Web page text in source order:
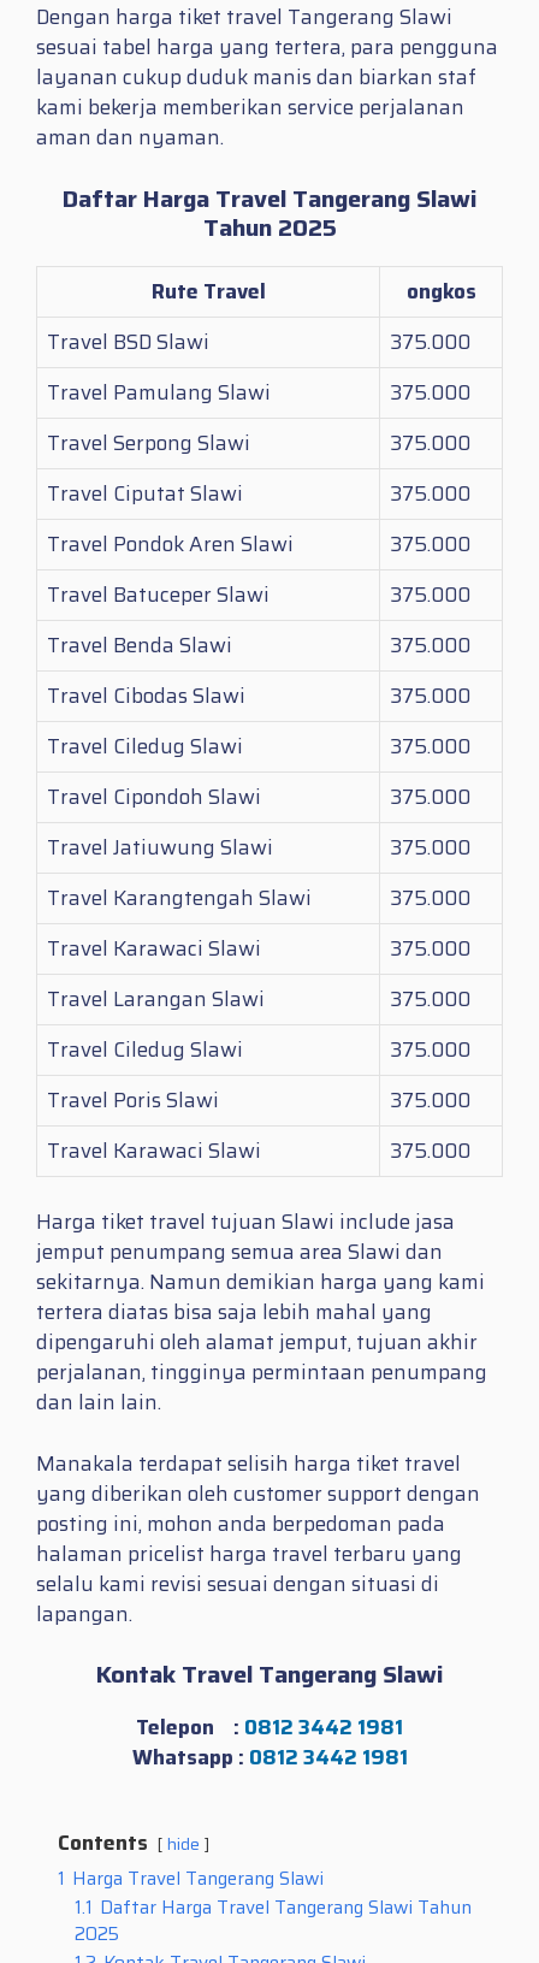
Dengan harga tiket travel Tangerang Slawi
sesuai tabel harga yang tertera, para pengguna
layanan cukup duduk manis dan biarkan staf
kami bekerja memberikan service perjalanan
aman dan nyaman.
Daftar Harga Travel Tangerang Slawi
Tahun 2025
Rute Travel
ongkos
Travel BSD Slawi
375.000
Travel Pamulang Slawi
375.000
Travel Serpong Slawi
375.000
Travel Ciputat Slawi
375.000
Travel Pondok Aren Slawi
375.000
Travel Batuceper Slawi
375.000
Travel Benda Slawi
375.000
Travel Cibodas Slawi
375.000
Travel Ciledug Slawi
375.000
Travel Cipondoh Slawi
375.000
Travel Jatiuwung Slawi
375.000
Travel Karangtengah Slawi
375.000
Travel Karawaci Slawi
375.000
Travel Larangan Slawi
375.000
Travel Ciledug Slawi
375.000
Travel Poris Slawi
375.000
Travel Karawaci Slawi
375.000
Harga tiket travel tujuan Slawi include jasa
jemput penumpang semua area Slawi dan
sekitarnya. Namun demikian harga yang kami
tertera diatas bisa saja lebih mahal yang
dipengaruhi oleh alamat jemput, tujuan akhir
perjalanan, tingginya permintaan penumpang
dan lain lain.
Manakala terdapat selisih harga tiket travel
yang diberikan oleh customer support dengan
posting ini, mohon anda berpedoman pada
halaman pricelist harga travel terbaru yang
selalu kami revisi sesuai dengan situasi di
lapangan.
Kontak Travel Tangerang Slawi
Telepon : 0812 3442 1981
Whatsapp : 0812 3442 1981
Contents hide
1 Harga Travel Tangerang Slawi
1.1 Daftar Harga Travel Tangerang Slawi Tahun
2025